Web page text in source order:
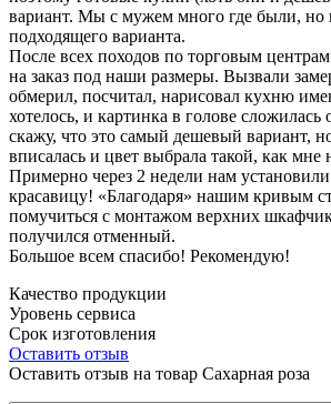
вариант. Мы с мужем много где были, но
подходящего варианта.
После всех походов по торговым
на заказ под наши размеры. Вызвали
обмерил, посчитал, нарисовал кухню
хотелось, и картинка в голове сложилась
скажу, что это самый дешевый вариант,
вписалась и цвет выбрала такой, как мне
Примерно через 2 недели нам
красавицу! «Благодаря» нашим кривым
помучиться с монтажом верхних
получился отменный.
Большое всем спасибо! Рекомендую!
Качество продукции
Уровень сервиса
Срок изготовления
Оставить отзыв
Оставить отзыв на товар Сахарная роза